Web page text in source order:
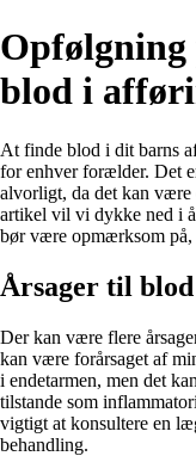
blod i
At finde blod i dit barns
for enhver forælder. Det
alvorligt, da det kan være
artikel vil vi dykke ned i
bør være opmærksom på,
Årsager til
Der kan være flere
kan være forårsaget af
i endetarmen, men det
tilstande som
vigtigt at konsultere en
behandling.